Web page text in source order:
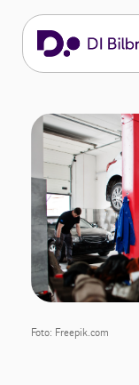
Foto: Freepik.com